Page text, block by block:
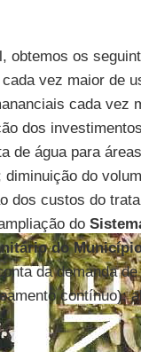
obtemos os
vez maior de
cada vez
dos
de água para
do
dos custos do
do
do
da demanda
contínuo);